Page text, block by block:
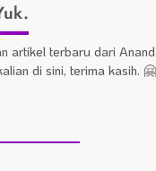
artikel terbaru dari
di sini, terima kasih. 🤗